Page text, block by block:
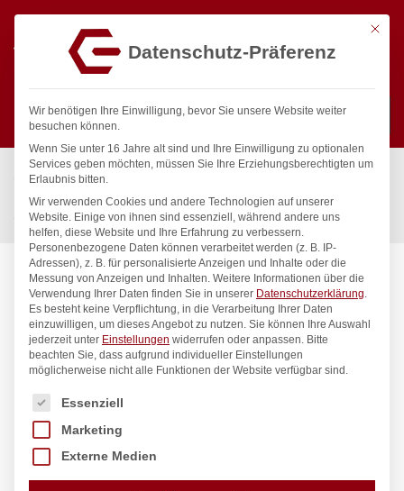
Suchen
Start / Gastronomiebedarf & Gastro Geräte für Profis
Präsentation
Besteck
Schneckengabel – 6 Stk., HENDI, 6 Stk., (L)130mm
Mit
Datenschutz-Präferenz
Wir benötigen Ihre Einwilligung, bevor Sie unsere Website weiter
besuchen können.
Wenn Sie unter 16 Jahre alt sind und Ihre Einwilligung zu optionalen
Services geben möchten, müssen Sie Ihre Erziehungsberechtigten um
Erlaubnis bitten.
Wir verwenden Cookies und andere Technologien auf unserer
Website. Einige von ihnen sind essenziell, während andere uns
helfen, diese Website und Ihre Erfahrung zu verbessern.
Personenbezogene Daten können verarbeitet werden (z. B. IP-
Adressen), z. B. für personalisierte Anzeigen und Inhalte oder die
Messung von Anzeigen und Inhalten. Weitere Informationen über die
Verwendung Ihrer Daten finden Sie in unserer Datenschutzerklärung.
Es besteht keine Verpflichtung, in die Verarbeitung Ihrer Daten
einzuwilligen, um dieses Angebot zu nutzen. Sie können Ihre Auswahl
jederzeit unter Einstellungen widerrufen oder anpassen. Bitte
beachten Sie, dass aufgrund individueller Einstellungen
möglicherweise nicht alle Funktionen der Website verfügbar sind.
Es folgt eine Liste der Service-Gruppen, für die eine
Essenziell
Marketing
Externe Medien